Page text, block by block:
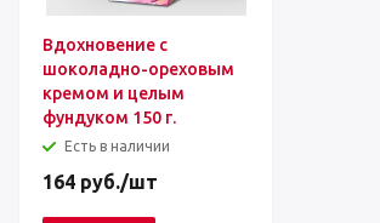
Вдохновение с
шоколадно-ореховым
кремом и целым
фундуком 150 г.
Есть в наличии
164 руб./шт